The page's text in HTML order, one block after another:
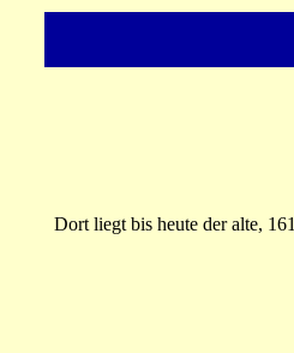
Dort liegt bis heute der alte,